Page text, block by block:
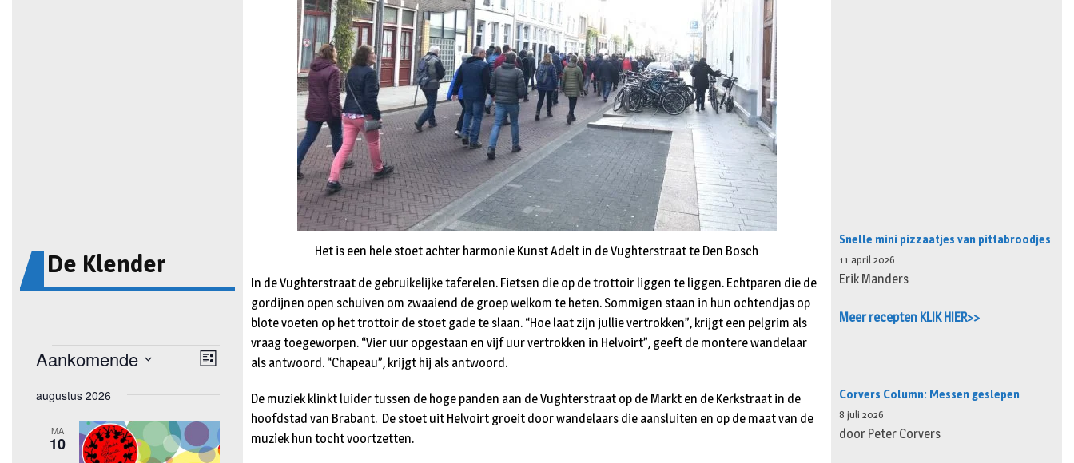
De Klender Het is een hele stoet achter harmonie Kunst Adelt in de Vughterstraat te Den Bosch
In de Vughterstraat de gebruikelijke taferelen. Fietsen die op de trottoir liggen te liggen. Echtparen die de
gordijnen open schuiven om zwaaiend de groep welkom te heten. Sommigen staan in hun ochtendjas op
blote voeten op het trottoir de stoet gade te slaan. “Hoe laat zijn jullie vertrokken”, krijgt een pelgrim als
vraag toegeworpen. “Vier uur opgestaan en vijf uur vertrokken in Helvoirt”, geeft de montere wandelaar
als antwoord. “Chapeau”, krijgt hij als antwoord.
De muziek klinkt luider tussen de hoge panden aan de Vughterstraat op de Markt en de Kerkstraat in de
hoofdstad van Brabant. De stoet uit Helvoirt groeit door wandelaars die aansluiten en op de maat van de
muziek hun tocht voortzetten.
Snelle mini pizzaatjes van pittabroodjes
11 april 2026
Erik Manders
Meer recepten KLIK HIER>>
Corvers Column: Messen geslepen
8 juli 2026
door Peter Corvers